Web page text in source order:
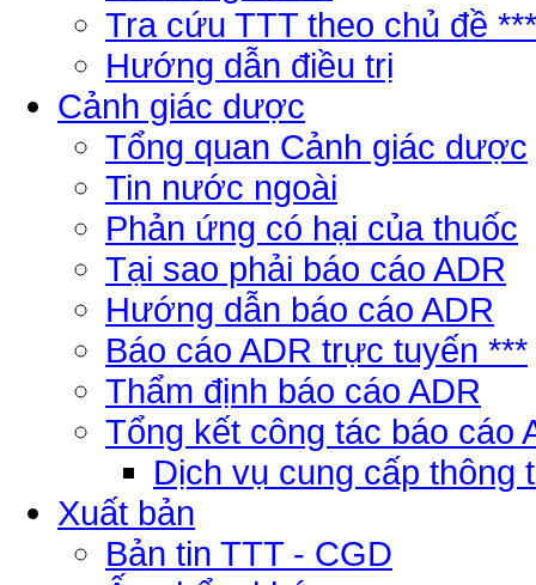
Tra cứu TTT theo chủ đề ***
Hướng dẫn điều trị
Cảnh giác dược
Tổng quan Cảnh giác dược
Tin nước ngoài
Phản ứng có hại của thuốc
Tại sao phải báo cáo ADR
Hướng dẫn báo cáo ADR
Báo cáo ADR trực tuyến ***
Thẩm định báo cáo ADR
Tổng kết công tác báo cáo
Dịch vụ cung cấp thông
Xuất bản
Bản tin TTT - CGD